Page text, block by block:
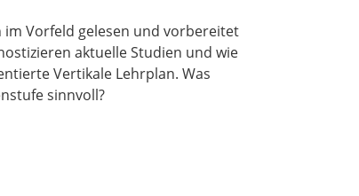
Vorfeld gelesen und vorbereitet
aktuelle Studien und wie
Vertikale Lehrplan. Was
sinnvoll?